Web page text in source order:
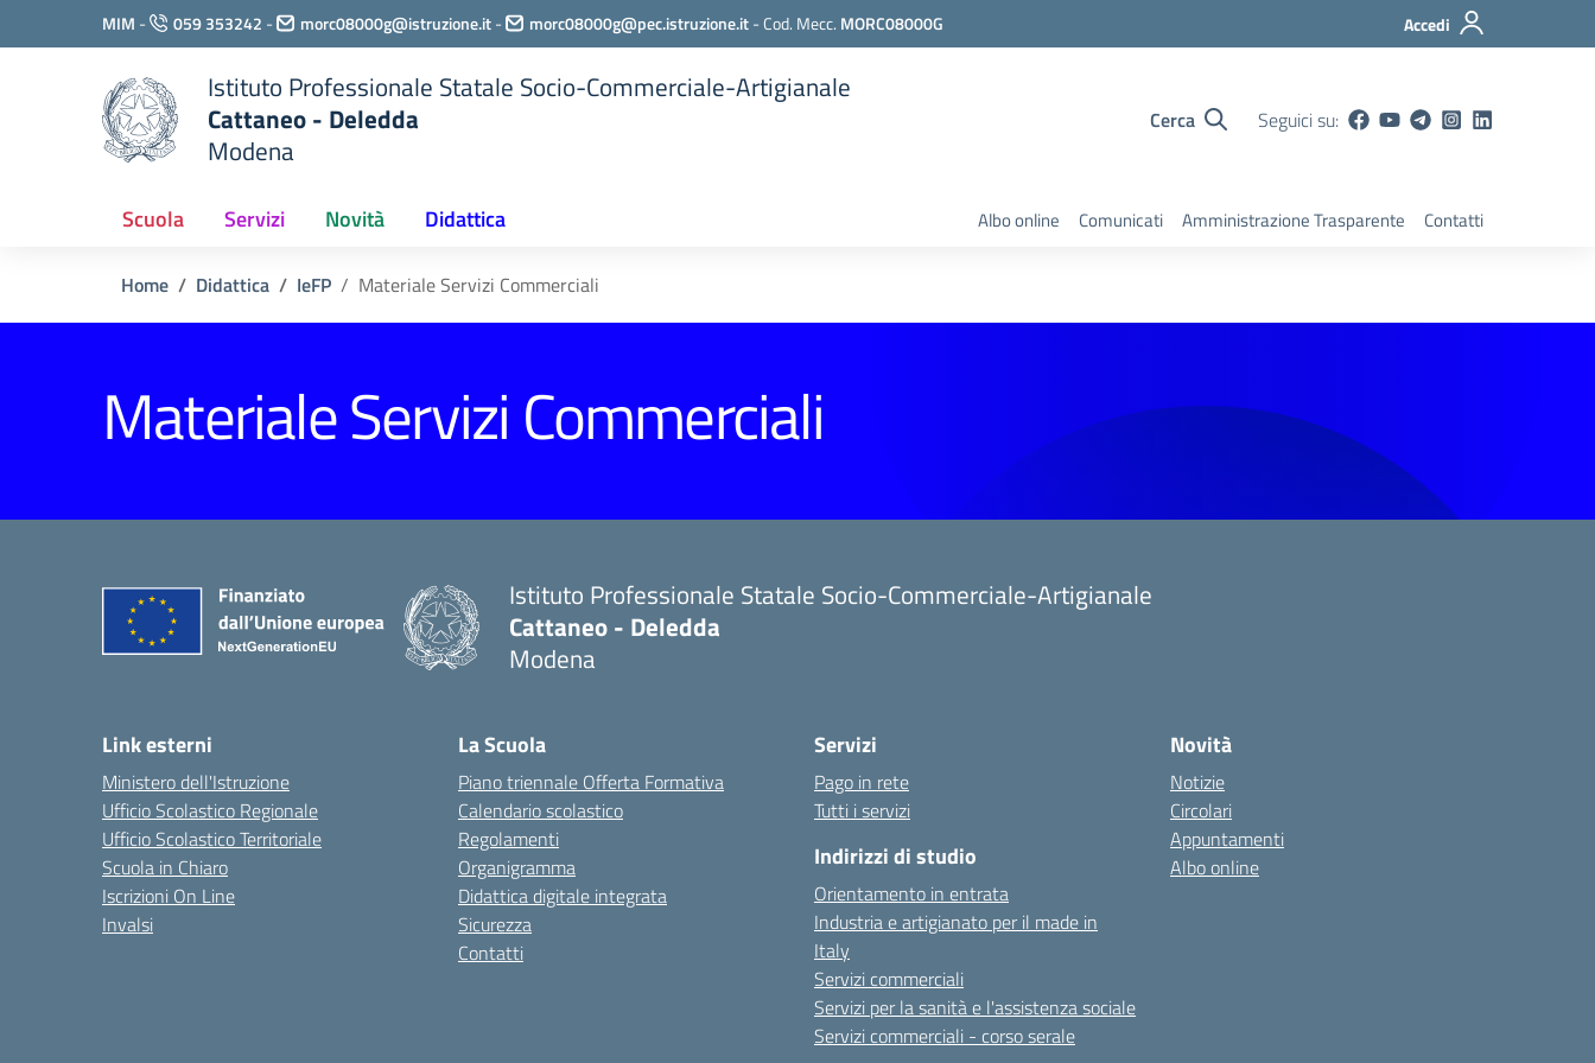
Vai ai contenuti
Vai al menu di navigazione
MIM - 059 353242 - morc08000g@istruzione.it- morc08000g@pec.istruzione.it-Cod. Mecc. MORC08000G Accedi
Istituto Professionale Statale Socio-Commerciale-Artigianale
Cattaneo - Deledda
Modena
Cerca Seguici su:
Scuola Servizi Novità Didattica Albo online Comunicati Amministrazione Trasparente Contatti
Home Didattica IeFP Materiale Servizi Commerciali
Materiale Servizi Commerciali
Istituto Professionale Statale Socio-Commerciale-Artigianale
Cattaneo - Deledda
Modena
Link esterni
Ministero dell'Istruzione
Ufficio Scolastico Regionale
Ufficio Scolastico Territoriale
Scuola in Chiaro
Iscrizioni On Line
Invalsi
La Scuola
Piano triennale Offerta Formativa
Calendario scolastico
Regolamenti
Organigramma
Didattica digitale integrata
Sicurezza
Contatti
Servizi
Pago in rete
Tutti i servizi
Indirizzi di studio
Orientamento in entrata
Industria e artigianato per il made in
Italy
Servizi commerciali
Servizi per la sanità e l'assistenza sociale
Servizi commerciali - corso serale
Novità
Notizie
Circolari
Appuntamenti
Albo online